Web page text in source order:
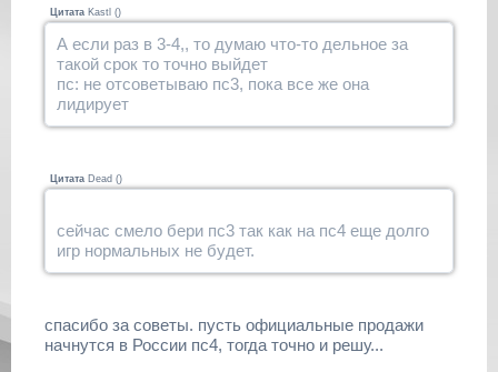
Цитата Kastl ()
А если раз в 3-4,, то думаю что-то дельное за
такой срок то точно выйдет
пс: не отсоветываю пс3, пока все же она
лидирует
Цитата Dead ()
сейчас смело бери пс3 так как на пс4 еще долго
игр нормальных не будет.
спасибо за советы. пусть официальные продажи
начнутся в России пс4, тогда точно и решу...